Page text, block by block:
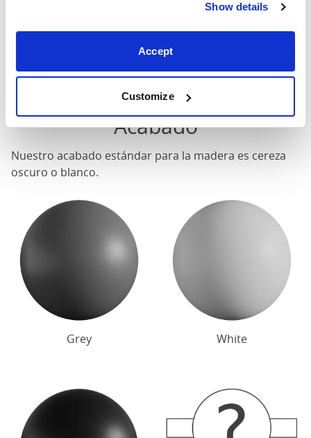
Show details
Accept
Customize
Estas dimensiones son las dimensiones exteriores del
marco de la cama. Puede haber una variación de hasta
una pulgada en las dimensiones indicadas aquí.
Póngase en contacto para conocer las dimensiones
precisas de nuestras camas.
Acabado
Nuestro acabado estándar para la madera es cereza
oscuro o blanco.
Grey White